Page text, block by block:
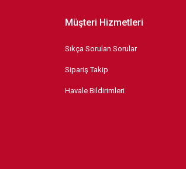
Müşteri Hizmetleri
Sıkça Sorulan Sorular
Sipariş Takip
Havale Bildirimleri